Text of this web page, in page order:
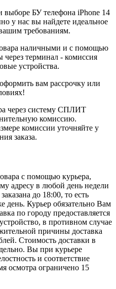
БУ телефона iPhone 14
у нас вы найдете идеальное
требованиям.
наличными и с помощью
терминал - комиссия
устройства.
вам рассрочку или
через систему СПЛИТ
комиссию.
комиссии уточняйте у
заказа.
с помощью курьера,
адресу в любой день недели
до 18:00, то есть
день. Курьер обязательно Вам
по городу предоставляется
в противном случае
причины доставка
Стоимость доставки в
Вы при курьере
и соответствие
осмотра ограничено 15